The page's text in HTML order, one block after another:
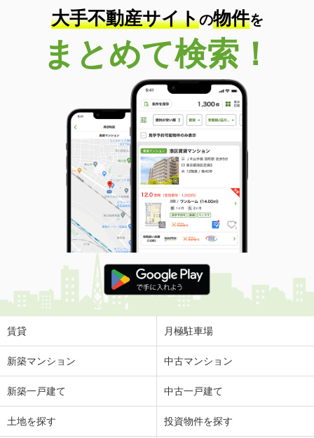
大手不動産サイトの物件を
まとめて検索！
賃貸 月極駐車場
新築マンション 中古マンション
新築一戸建て 中古一戸建て
土地を探す 投資物件を探す